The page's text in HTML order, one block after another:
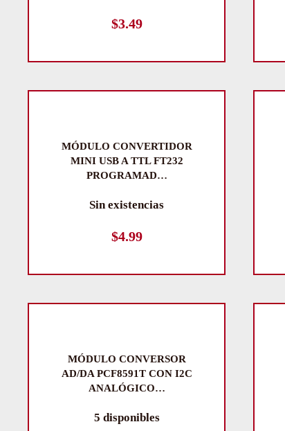
$3.49
MÓDULO CONVERTIDOR
MINI USB A TTL FT232
PROGRAMAD…
Sin existencias
$4.99
MÓDULO CONVERSOR
AD/DA PCF8591T CON I2C
ANALÓGICO…
5 disponibles